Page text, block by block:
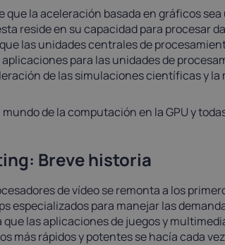
que la aceleración basada en gráficos
reside en su capacidad para procesar
las unidades centrales de
para las unidades de
de las simulaciones científicas y
de la computación en la GPU y
Breve historia
de vídeo se remonta a los
especializados para manejar las
que las aplicaciones de juegos y
más rápidos y potentes se hacía cada